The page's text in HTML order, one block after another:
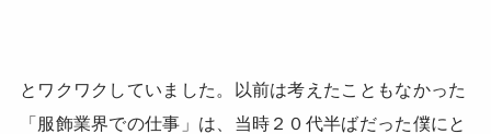
とワクワクしていました。以前は考えたこともなかった
「服飾業界での仕事」は、当時２０代半ばだった僕にと